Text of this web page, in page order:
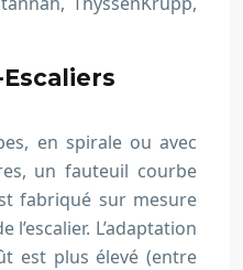
en spirale ou avec
un fauteuil courbe
fabriqué sur mesure
L’adaptation
est plus élevé (entre